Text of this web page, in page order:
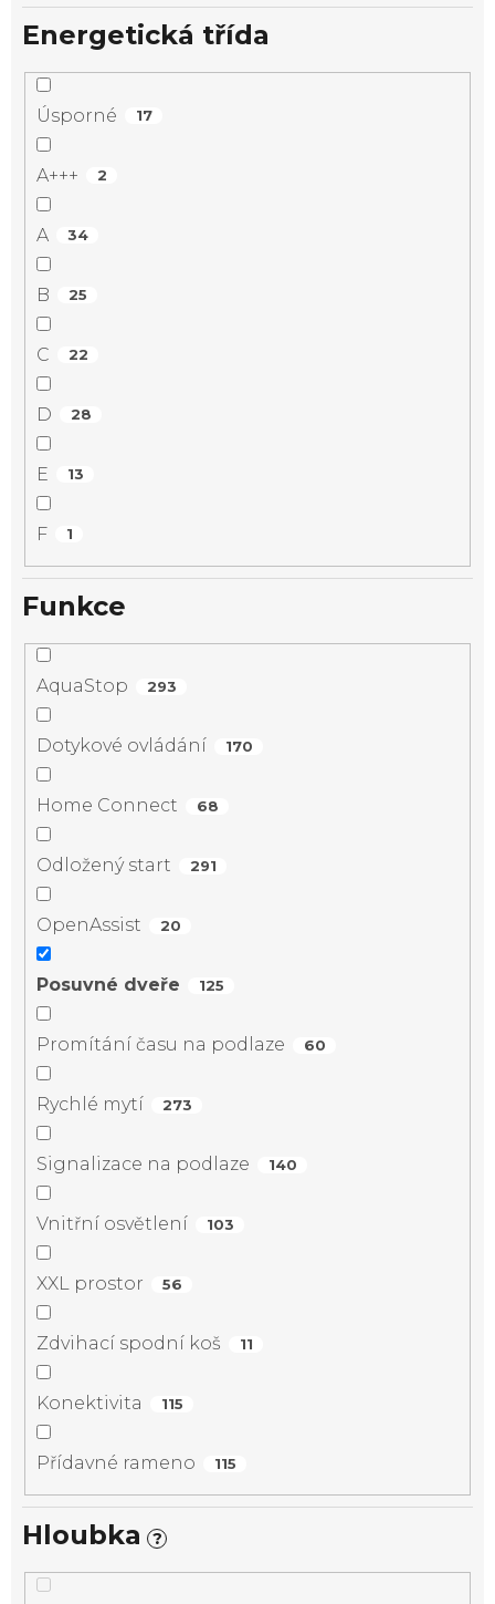
Energetická třída
Úsporné 17
A+++ 2
A 34
B 25
C 22
D 28
E 13
F 1
Funkce
AquaStop 293
Dotykové ovládání 170
Home Connect 68
Odložený start 291
OpenAssist 20
Posuvné dveře 125
Promítání času na podlaze 60
Rychlé mytí 273
Signalizace na podlaze 140
Vnitřní osvětlení 103
XXL prostor 56
Zdvihací spodní koš 11
Konektivita 115
Přídavné rameno 115
Hloubka ?